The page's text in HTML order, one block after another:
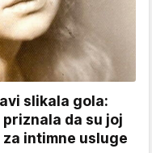
slikala gola:
da su joj
intimne usluge